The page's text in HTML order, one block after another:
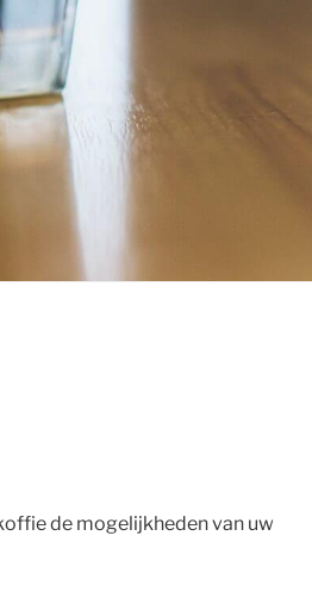
de mogelijkheden van uw